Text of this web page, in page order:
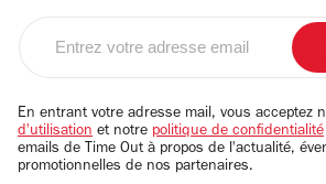
email
En entrant votre adresse mail, vous acceptez
d'utilisation et notre politique de confidentialité
emails de Time Out à propos de l'actualité,
promotionnelles de nos partenaires.